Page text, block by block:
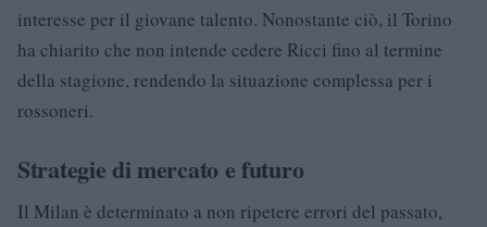
interesse per il giovane talento. Nonostante ciò, il Torino
ha chiarito che non intende cedere Ricci fino al termine
della stagione, rendendo la situazione complessa per i
rossoneri.
Strategie di mercato e futuro
Il Milan è determinato a non ripetere errori del passato,